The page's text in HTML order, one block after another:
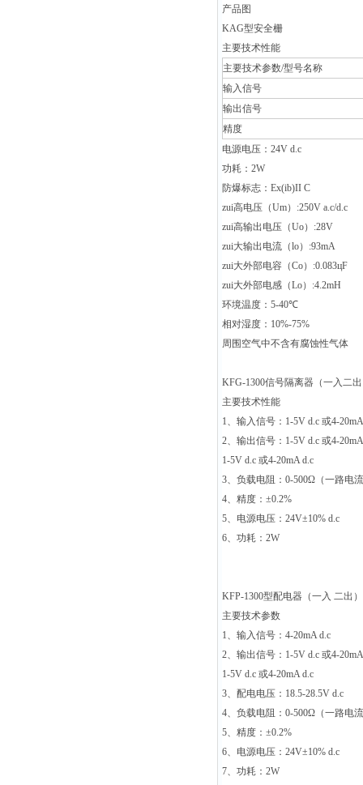
产品图
KAG型安全栅
主要技术性能
主要技术参数/型号名称
输入信号
输出信号
精度
电源电压： 24V d.c
功耗： 2W
防爆标志： Ex(ib)II C
zui高电压（Um） :250V a.c/d.c
zui高输出电压（Uo） :28V
zui大输出电流（lo） :93mA
zui大外部电容（Co） :0.083цF
zui大外部电感（Lo） :4.2mH
环境温度： 5-40℃
相对湿度： 10%-75%
周围空气中不含有腐蚀性气体
KFG-1300信号隔离器（一入二
主要技术性能
1、输入信号： 1-5V d.c 或4-
2、输出信号： 1-5V d.c 或4-
1-5V d.c 或4-20mA d.c
3、负载电阻： 0-500Ω （一路电
4、精度： ±0.2%
5、电源电压： 24V±10% d.c
6、功耗： 2W
KFP-1300型配电器（一入 二出）
主要技术参数
1、输入信号： 4-20mA d.c
2、输出信号： 1-5V d.c 或4-
1-5V d.c 或4-20mA d.c
3、配电电压： 18.5-28.5V d.c
4、负载电阻： 0-500Ω （一路电
5、精度： ±0.2%
6、电源电压： 24V±10% d.c
7、功耗： 2W